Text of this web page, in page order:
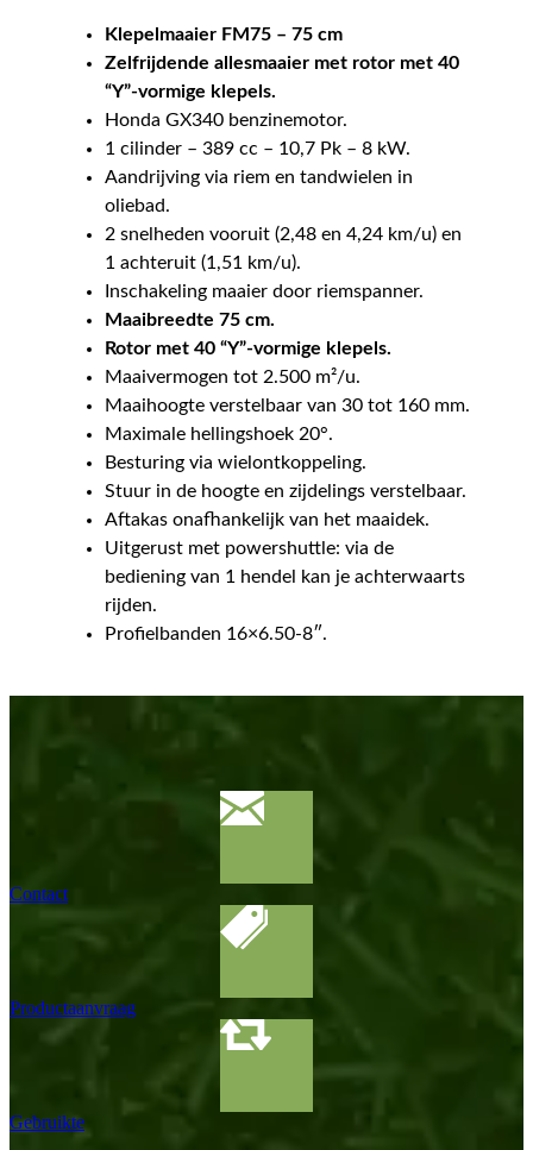
Klepelmaaier FM75 – 75 cm
Zelfrijdende allesmaaier met rotor met 40
“Y”-vormige klepels.
Honda GX340 benzinemotor.
1 cilinder – 389 cc – 10,7 Pk – 8 kW.
Aandrijving via riem en tandwielen in
oliebad.
2 snelheden vooruit (2,48 en 4,24 km/u) en
1 achteruit (1,51 km/u).
Inschakeling maaier door riemspanner.
Maaibreedte 75 cm.
Rotor met 40 “Y”-vormige klepels.
Maaivermogen tot 2.500 m²/u.
Maaihoogte verstelbaar van 30 tot 160 mm.
Maximale hellingshoek 20°.
Besturing via wielontkoppeling.
Stuur in de hoogte en zijdelings verstelbaar.
Aftakas onafhankelijk van het maaidek.
Uitgerust met powershuttle: via de
bediening van 1 hendel kan je achterwaarts
rijden.
Profielbanden 16×6.50-8″.
Contact
Productaanvraag
Gebruikte